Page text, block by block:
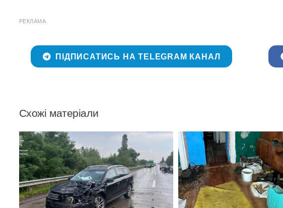
РЕКЛАМА
ПІДПИСАТИСЬ НА TELEGRAM КАНАЛ
Схожі матеріали